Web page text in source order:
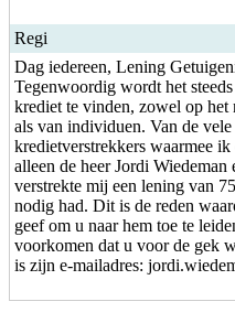
Regi
Dag iedereen, Lening
Tegenwoordig wordt het
krediet te vinden, zowel op het
als van individuen. Van de vele
kredietverstrekkers waarmee
alleen de heer Jordi
verstrekte mij een lening van
nodig had. Dit is de reden
geef om u naar hem toe te
voorkomen dat u voor de gek
is zijn e-mailadres: